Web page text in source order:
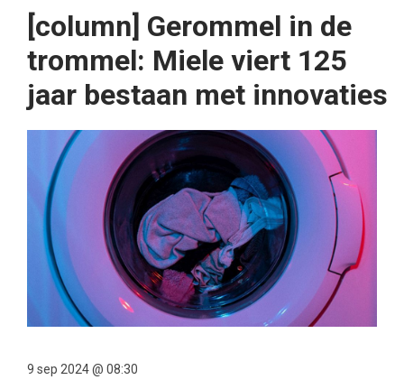
[column] Gerommel in de
trommel: Miele viert 125
jaar bestaan met innovaties
9 sep 2024 @ 08:30